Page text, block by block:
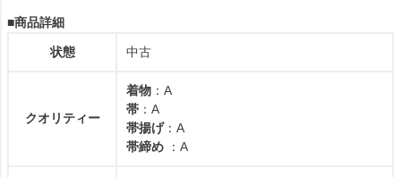
■商品詳細
状態 中古
クオリティー
着物 ：A
帯 ：A
帯揚げ：A
帯締め
：A